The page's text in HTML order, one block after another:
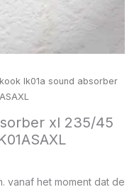
Ik01a sound absorber
xl 235/45
vanaf het moment dat de